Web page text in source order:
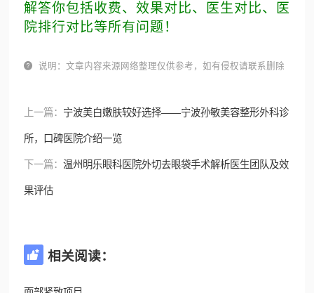
解答你包括收费、效果对比、医生对比、医
院排行对比等所有问题！
 说明：文章内容来源网络整理仅供参考，如有侵权请联系删除
上一篇： 宁波美白嫩肤较好选择——宁波孙敏美容整形外科诊
所，口碑医院介绍一览
下一篇： 温州明乐眼科医院外切去眼袋手术解析医生团队及效
果评估
 相关阅读：